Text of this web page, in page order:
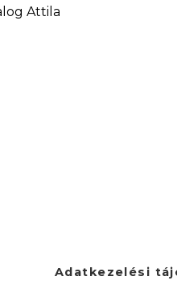
Attila
Adatkezelési